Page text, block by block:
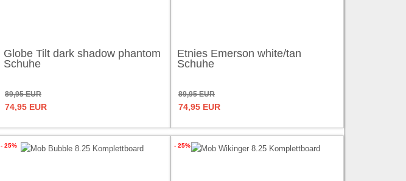
Globe Tilt dark shadow phantom
Schuhe
89,95 EUR
74,95 EUR
Etnies Emerson white/tan
Schuhe
89,95 EUR
74,95 EUR
- 25% - 25%